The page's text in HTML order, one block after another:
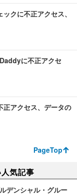
クに不正アクセス、
に不正アクセ
正アクセス、データの
PageTop
気記事
デンシャル・グルー